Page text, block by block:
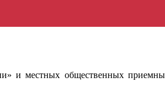
и местных общественных